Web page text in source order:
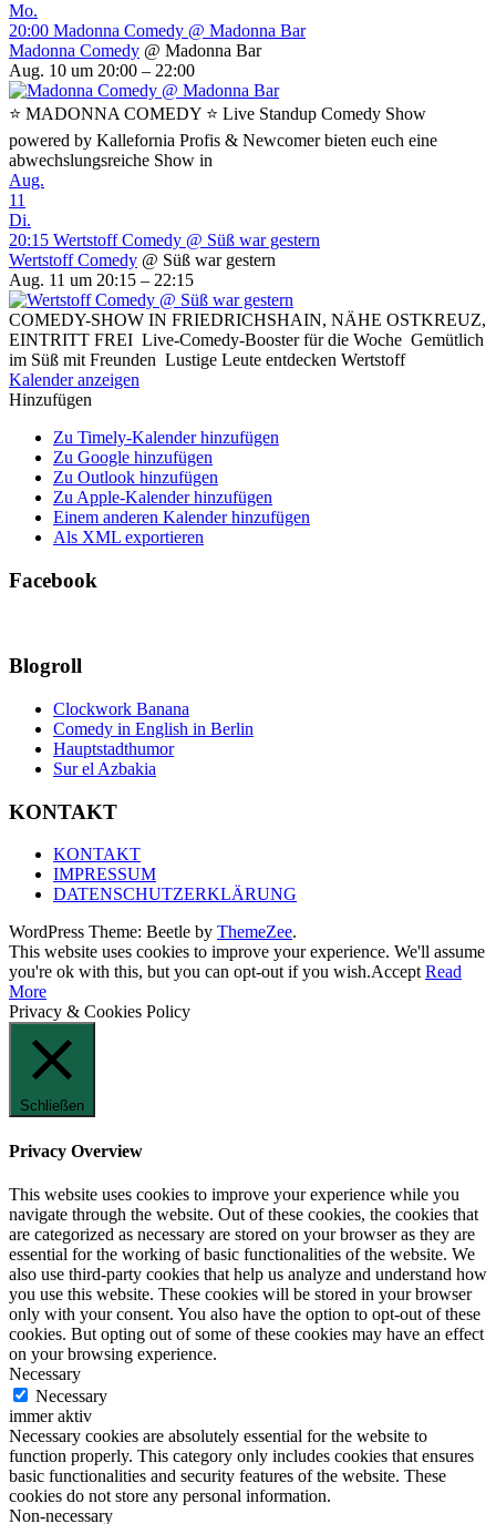
Mo.
20:00 Madonna Comedy @ Madonna Bar
Madonna Comedy @ Madonna Bar
Aug. 10 um 20:00 – 22:00
⭐ MADONNA COMEDY ⭐ Live Standup Comedy Show
powered by Kallefornia Profis & Newcomer bieten euch eine
abwechslungsreiche Show in
Aug.
11
Di.
20:15 Wertstoff Comedy @ Süß war gestern
Wertstoff Comedy @ Süß war gestern
Aug. 11 um 20:15 – 22:15
COMEDY-SHOW IN FRIEDRICHSHAIN, NÄHE OSTKREUZ,
EINTRITT FREI Live-Comedy-Booster für die Woche Gemütlich
im Süß mit Freunden Lustige Leute entdecken Wertstoff
Kalender anzeigen
Hinzufügen
Zu Timely-Kalender hinzufügen
Zu Google hinzufügen
Zu Outlook hinzufügen
Zu Apple-Kalender hinzufügen
Einem anderen Kalender hinzufügen
Als XML exportieren
Facebook
Blogroll
Clockwork Banana
Comedy in English in Berlin
Hauptstadthumor
Sur el Azbakia
KONTAKT
KONTAKT
IMPRESSUM
DATENSCHUTZERKLÄRUNG
WordPress Theme: Beetle by ThemeZee.
This website uses cookies to improve your experience. We'll assume
you're ok with this, but you can opt-out if you wish.Accept Read
More
Privacy & Cookies Policy
Schließen
Privacy Overview
This website uses cookies to improve your experience while you
navigate through the website. Out of these cookies, the cookies that
are categorized as necessary are stored on your browser as they are
essential for the working of basic functionalities of the website. We
also use third-party cookies that help us analyze and understand how
you use this website. These cookies will be stored in your browser
only with your consent. You also have the option to opt-out of these
cookies. But opting out of some of these cookies may have an effect
on your browsing experience.
Necessary
Necessary
immer aktiv
Necessary cookies are absolutely essential for the website to
function properly. This category only includes cookies that ensures
basic functionalities and security features of the website. These
cookies do not store any personal information.
Non-necessary